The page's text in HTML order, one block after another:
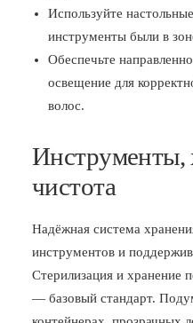
Используйте
инструменты были в
Обеспечьте
освещение для
волос.
Инструменты,
чистота
Надёжная система
инструментов и
Стерилизация и хранение
— базовый стандарт.